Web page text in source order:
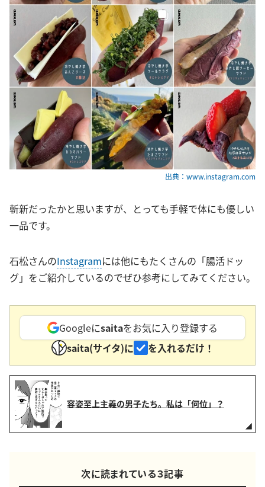
出典：www.instagram.com
斬新だったかと思いますが、とっても手軽で体にも優しい
一品です。
石松さんのInstagramには他にもたくさんの「腸活ドッ
グ」をご紹介しているのでぜひ参考にしてみてください。
Googleにsaitaをお気に入り登録する
saita(サイタ)に
を入れるだけ！
容姿至上主義の男子たち。私は「何位」？
次に読まれている３記事